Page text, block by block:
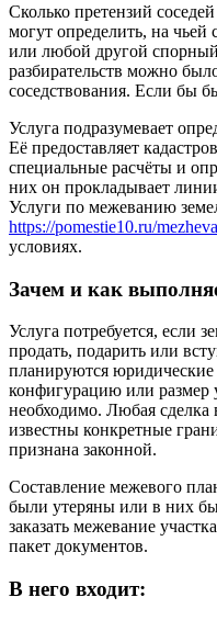
Сколько претензий
могут определить, на чьей
или любой другой
разбирательств можно
соседствования. Если бы
Услуга подразумевает
Её предоставляет
специальные расчёты и
них он прокладывает
Услуги по межеванию
https://pomestie10.ru/
условиях.
Зачем и как
Услуга потребуется, если
продать, подарить или
планируются
конфигурацию или размер
необходимо. Любая сделка
известны конкретные
признана законной.
Составление межевого
были утеряны или в них
заказать межевание
пакет документов.
В него входит: